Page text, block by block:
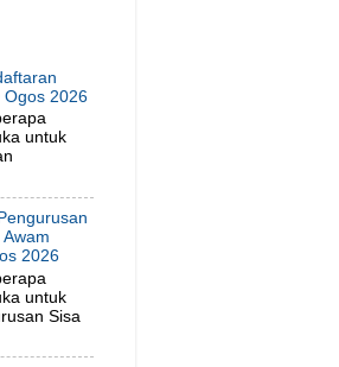
Ogos 2026
untuk
2026
untuk
Sisa